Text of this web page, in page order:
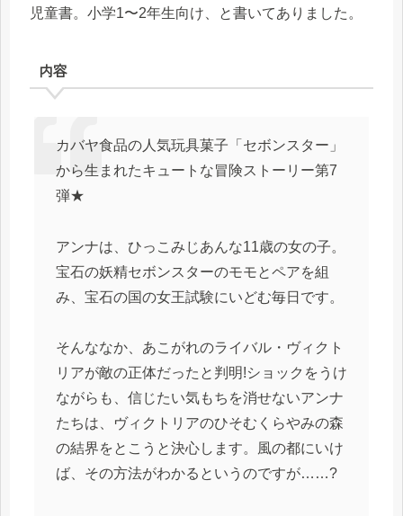
児童書。小学1〜2年生向け、と書いてありました。
内容
カバヤ食品の人気玩具菓子「セボンスター」
から生まれたキュートな冒険ストーリー第7
弾★
アンナは、ひっこみじあんな11歳の女の子。
宝石の妖精セボンスターのモモとペアを組
み、宝石の国の女王試験にいどむ毎日です。
そんななか、あこがれのライバル・ヴィクト
リアが敵の正体だったと判明!ショックをうけ
ながらも、信じたい気もちを消せないアンナ
たちは、ヴィクトリアのひそむくらやみの森
の結界をとこうと決心します。風の都にいけ
ば、その方法がわかるというのですが……?